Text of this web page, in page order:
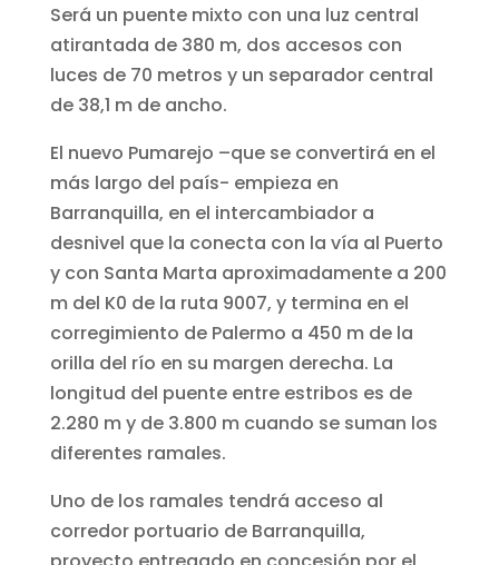
Será un puente mixto con una luz central
atirantada de 380 m, dos accesos con
luces de 70 metros y un separador central
de 38,1 m de ancho.
El nuevo Pumarejo –que se convertirá en el
más largo del país- empieza en
Barranquilla, en el intercambiador a
desnivel que la conecta con la vía al Puerto
y con Santa Marta aproximadamente a 200
m del K0 de la ruta 9007, y termina en el
corregimiento de Palermo a 450 m de la
orilla del río en su margen derecha. La
longitud del puente entre estribos es de
2.280 m y de 3.800 m cuando se suman los
diferentes ramales.
Uno de los ramales tendrá acceso al
corredor portuario de Barranquilla,